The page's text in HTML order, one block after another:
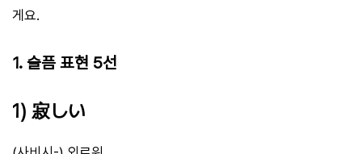
게요.
1. 슬픔 표현 5선
1) 寂しい